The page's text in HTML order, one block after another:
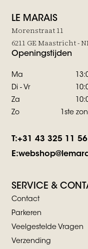
LE MARAIS
Morenstraat 11
6211 GE Maastricht -
Openingstijden
Ma
Di - Vr
Za
Zo
1ste
T:+31 43 325 11 56
E:
SERVICE &
Contact
Parkeren
Veelgestelde Vragen
Verzending